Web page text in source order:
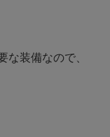
装備なので、